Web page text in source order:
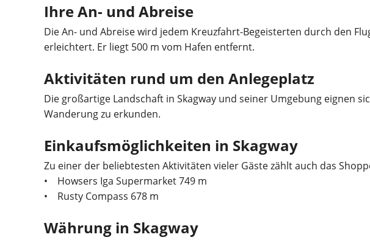
Ihre An- und Abreise
Die An- und Abreise wird jedem Kreuzfahrt-Begeisterten durch den
erleichtert. Er liegt 500 m vom Hafen entfernt.
Aktivitäten rund um den Anlegeplatz
Die großartige Landschaft in Skagway und seiner Umgebung eignen
Wanderung zu erkunden.
Einkaufsmöglichkeiten in Skagway
Zu einer der beliebtesten Aktivitäten vieler Gäste zählt auch das
• Howsers Iga Supermarket 749 m
• Rusty Compass 678 m
Währung in Skagway